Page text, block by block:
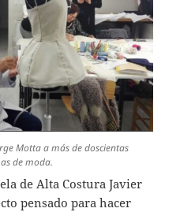
Motta a más de doscientas
de moda.
de Alta Costura Javier
pensado para hacer